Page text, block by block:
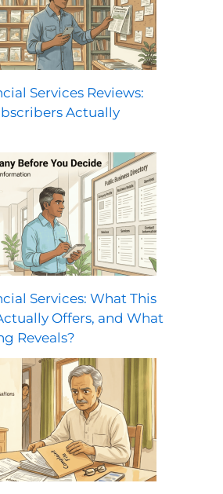
Services Reviews:
Actually
Services: What This
Offers, and What
Reveals?